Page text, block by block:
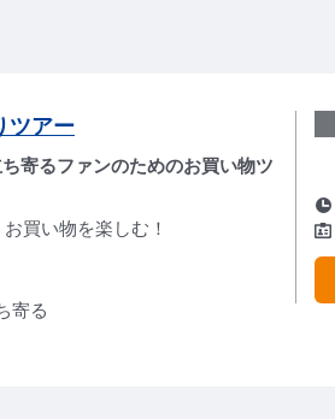
ツアー
寄るファンのためのお買い物ツ
買い物を楽しむ！
寄る